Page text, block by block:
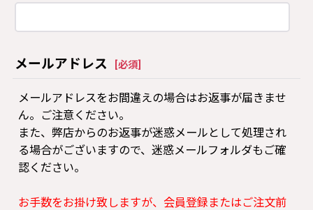
メールアドレス 必須
メールアドレスをお間違えの場合はお返事が届きませ
ん。ご注意ください。
また、弊店からのお返事が迷惑メールとして処理され
る場合がございますので、迷惑メールフォルダもご確
認ください。
お手数をお掛け致しますが、会員登録またはご注文前